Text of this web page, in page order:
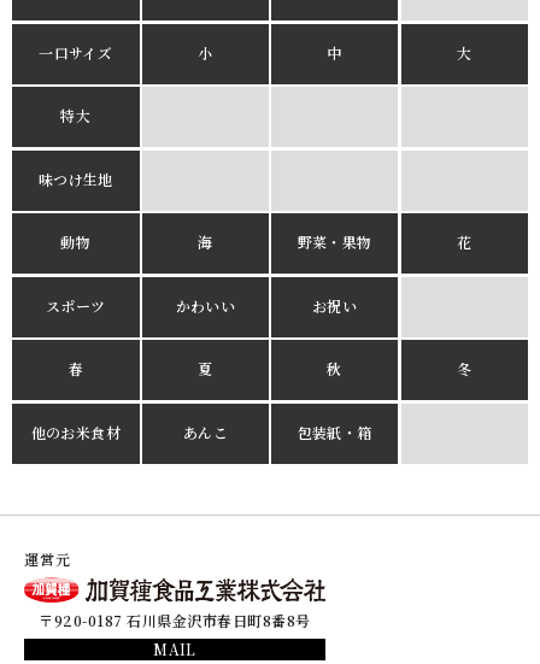
一口サイズ 小 中 大
特大
味つけ生地
動物 海 野菜・果物 花
スポーツ かわいい お祝い
春 夏 秋 冬
他のお米食材 あんこ 包装紙・箱
運営元
〒920-0187 石川県金沢市春日町8番8号
MAIL